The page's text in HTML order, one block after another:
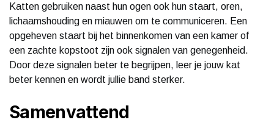
Katten gebruiken naast hun ogen ook hun staart, oren,
lichaamshouding en miauwen om te communiceren. Een
opgeheven staart bij het binnenkomen van een kamer of
een zachte kopstoot zijn ook signalen van genegenheid.
Door deze signalen beter te begrijpen, leer je jouw kat
beter kennen en wordt jullie band sterker.
Samenvattend